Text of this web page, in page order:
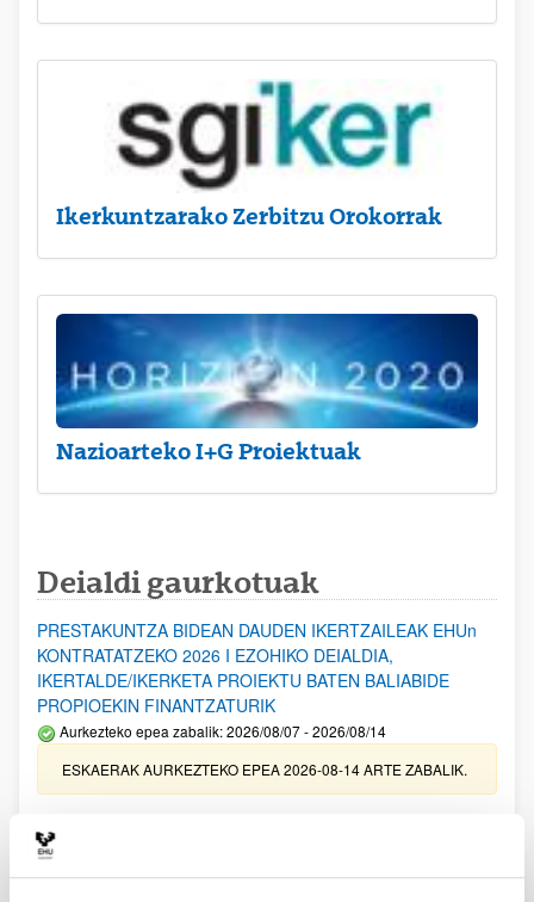
Ikerkuntzarako Zerbitzu Orokorrak
Nazioarteko I+G Proiektuak
Deialdi gaurkotuak
PRESTAKUNTZA BIDEAN DAUDEN IKERTZAILEAK EHUn
KONTRATATZEKO 2026 I EZOHIKO DEIALDIA,
IKERTALDE/IKERKETA PROIEKTU BATEN BALIABIDE
PROPIOEKIN FINANTZATURIK
Aurkezteko epea zabalik: 2026/08/07 - 2026/08/14
ESKAERAK AURKEZTEKO EPEA 2026-08-14 ARTE ZABALIK.
erosi eta berritzeko laguntzak 2026
Izapide irekia